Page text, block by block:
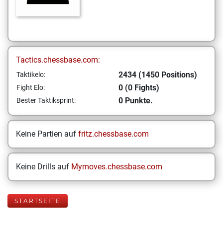
Tactics.chessbase.com:
Taktikelo: 2434 (1450 Positions)
Fight Elo: 0 (0 Fights)
Bester Taktiksprint: 0 Punkte.
Keine Partien auf fritz.chessbase.com
Keine Drills auf Mymoves.chessbase.com
STARTSEITE